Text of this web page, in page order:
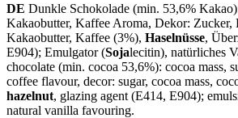
DE Dunkle Schokolade (min. 53,6%
Kakaobutter, Kaffee Aroma, Dekor: Zucker,
Kakaobutter, Kaffee (3%), Haselnüsse,
E904); Emulgator (Sojalecitin), natürliches
chocolate (min. cocoa 53,6%): cocoa mass,
coffee flavour, decor: sugar, cocoa mass,
hazelnut, glazing agent (E414, E904);
natural vanilla favouring.